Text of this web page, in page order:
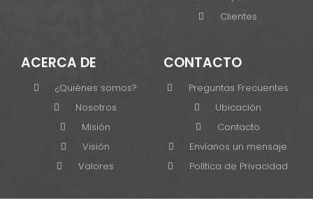
Clientes
ACERCA DE
¿Quiénes somos?
Nosotros
Misión
Visión
Valores
CONTACTO
Preguntas Frecuentes
Ubicación
Contacto
Envíanos un mensaje
Política de Privacidad